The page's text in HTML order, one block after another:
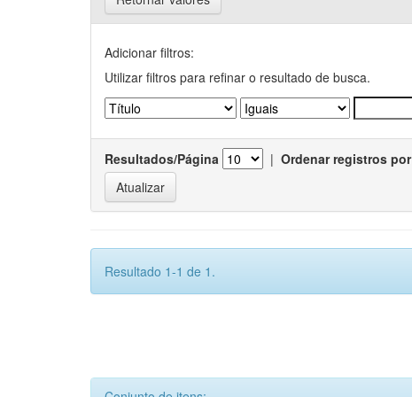
Adicionar filtros:
Utilizar filtros para refinar o resultado de busca.
Resultados/Página | Ordenar registros por
Resultado 1-1 de 1.